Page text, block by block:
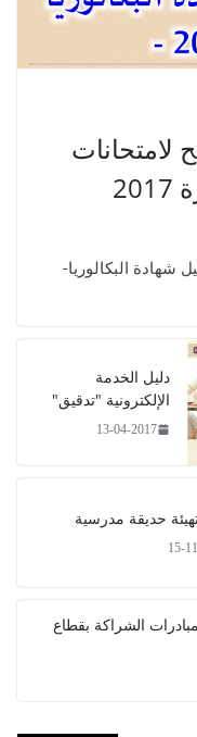
لامتحانات
شهادة البكالوريا-
دليل الخدمة
الإلكترونية "تدقيق"
13-04-2017
حديقة مدرسية​
15-
الشراكة بقطاع